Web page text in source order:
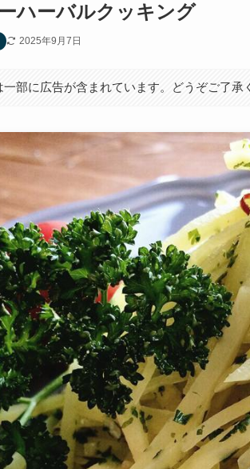
ハーバルクッキング
2025年9月7日
部に広告が含まれています。どうぞご了承